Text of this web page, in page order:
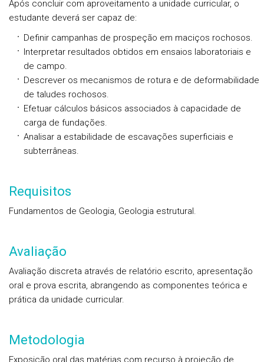
Após concluir com aproveitamento a unidade curricular, o
estudante deverá ser capaz de:
Definir campanhas de prospeção em maciços rochosos.
Interpretar resultados obtidos em ensaios laboratoriais e
de campo.
Descrever os mecanismos de rotura e de deformabilidade
de taludes rochosos.
Efetuar cálculos básicos associados à capacidade de
carga de fundações.
Analisar a estabilidade de escavações superficiais e
subterrâneas.
Requisitos
Fundamentos de Geologia, Geologia estrutural.
Avaliação
Avaliação discreta através de relatório escrito, apresentação
oral e prova escrita, abrangendo as componentes teórica e
prática da unidade curricular.
Metodologia
Exposição oral das matérias com recurso à projeção de